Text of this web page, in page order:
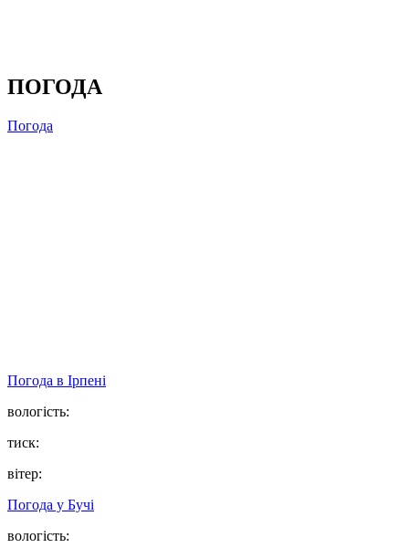
ПОГОДА
Погода
Погода в Ірпені
вологість:
тиск:
вітер:
Погода у Бучі
вологість: